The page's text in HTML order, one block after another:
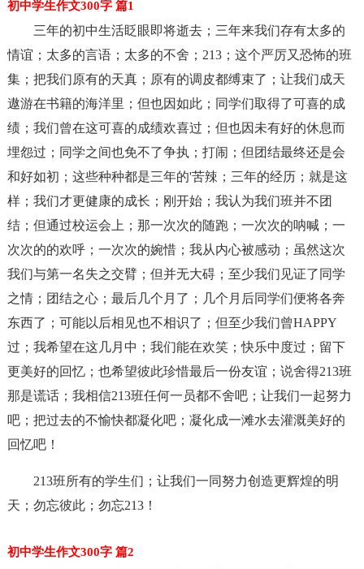
初中学生作文300字 篇1
三年的初中生活眨眼即将逝去；三年来我们存有太多的
情谊；太多的言语；太多的不舍；213；这个严厉又恐怖的班
集；把我们原有的天真；原有的调皮都缚束了；让我们成天
遨游在书籍的海洋里；但也因如此；同学们取得了可喜的成
绩；我们曾在这可喜的成绩欢喜过；但也因未有好的休息而
埋怨过；同学之间也免不了争执；打闹；但团结最终还是会
和好如初；这些种种都是三年的'苦辣；三年的经历；就是这
样；我们才更健康的成长；刚开始；我认为我们班并不团
结；但通过校运会上；那一次次的随跑；一次次的呐喊；一
次次的的欢呼；一次次的婉惜；我从内心被感动；虽然这次
我们与第一名失之交臂；但并无大碍；至少我们见证了同学
之情；团结之心；最后几个月了；几个月后同学们便将各奔
东西了；可能以后相见也不相识了；但至少我们曾HAPPY
过；我希望在这几月中；我们能在欢笑；快乐中度过；留下
更美好的回忆；也希望彼此珍惜最后一份友谊；说舍得213班
那是谎话；我相信213班任何一员都不舍吧；让我们一起努力
吧；把过去的不愉快都凝化吧；凝化成一滩水去灌溉美好的
回忆吧！
213班所有的学生们；让我们一同努力创造更辉煌的明
天；勿忘彼此；勿忘213！
初中学生作文300字 篇2